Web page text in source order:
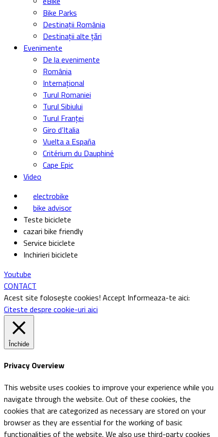
Bike Parks
Destinații România
Destinații alte țări
Evenimente
De la evenimente
România
Internațional
Turul Romaniei
Turul Sibiului
Turul Franței
Giro d’Italia
Vuelta a España
Critérium du Dauphiné
Cape Epic
Video
electrobike
bike advisor
Teste biciclete
cazari bike friendly
Service biciclete
Inchirieri biciclete
Youtube
CONTACT
Acest site folosește cookies! Accept Informeaza-te aici:
Citeste despre cookie-uri aici
Închide
Privacy Overview
This website uses cookies to improve your experience while you
navigate through the website. Out of these cookies, the
cookies that are categorized as necessary are stored on your
browser as they are essential for the working of basic
functionalities of the website. We also use third-party cookies